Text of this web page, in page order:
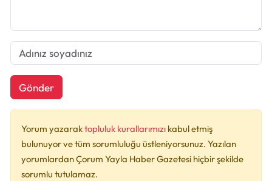
Gönder
Yorum yazaraktopluluk kurallarımızı kabul etmiş
bulunuyor ve tüm sorumluluğu üstleniyorsunuz. Yazılan
yorumlardan Çorum Yayla Haber Gazetesi hiçbir şekilde
sorumlu tutulamaz.